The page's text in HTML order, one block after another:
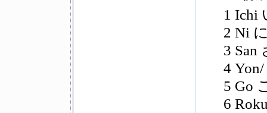
1 Ichi
2 Ni
3 San
4
5 Go
6